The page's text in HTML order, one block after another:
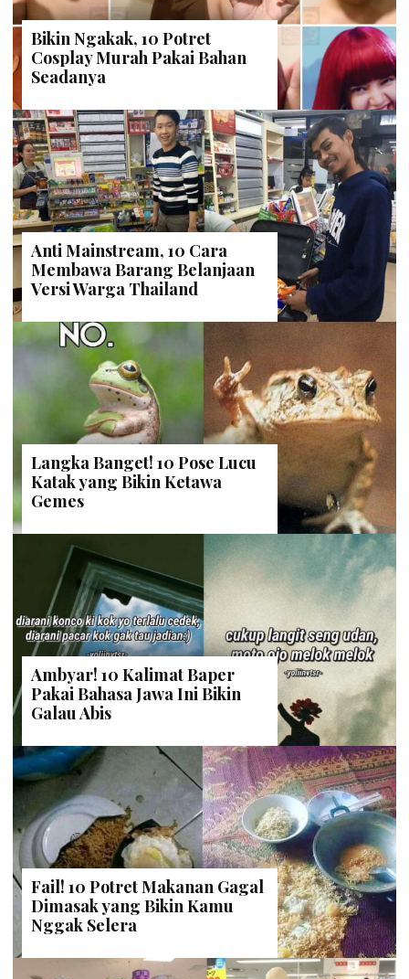
Bikin Ngakak, 10 Potret
Cosplay Murah Pakai Bahan
Seadanya
Anti Mainstream, 10 Cara
Membawa Barang Belanjaan
Versi Warga Thailand
Langka Banget! 10 Pose Lucu
Katak yang Bikin Ketawa
Gemes
Ambyar! 10 Kalimat Baper
Pakai Bahasa Jawa Ini Bikin
Galau Abis
Fail! 10 Potret Makanan Gagal
Dimasak yang Bikin Kamu
Nggak Selera